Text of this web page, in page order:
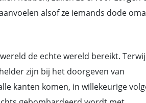
alsof ze iemands dode
de echte wereld bereikt.
zijn bij het doorgeven van
kanten komen, in willekeurige